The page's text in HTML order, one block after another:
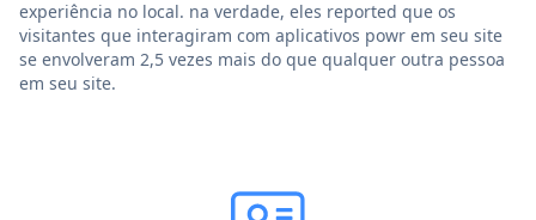
experiência no local. na verdade, eles reported que os
visitantes que interagiram com aplicativos powr em seu site
se envolveram 2,5 vezes mais do que qualquer outra pessoa
em seu site.